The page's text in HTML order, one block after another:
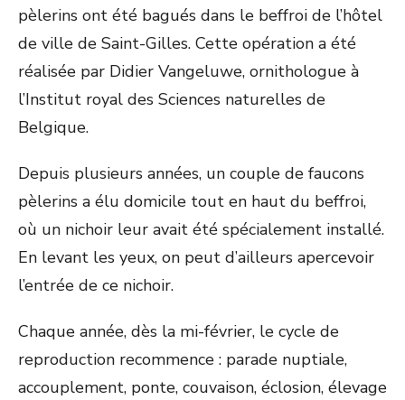
pèlerins ont été bagués dans le beffroi de l’hôtel
de ville de Saint-Gilles. Cette opération a été
réalisée par Didier Vangeluwe, ornithologue à
l’Institut royal des Sciences naturelles de
Belgique.
Depuis plusieurs années, un couple de faucons
pèlerins a élu domicile tout en haut du beffroi,
où un nichoir leur avait été spécialement installé.
En levant les yeux, on peut d’ailleurs apercevoir
l’entrée de ce nichoir.
Chaque année, dès la mi-février, le cycle de
reproduction recommence : parade nuptiale,
accouplement, ponte, couvaison, éclosion, élevage